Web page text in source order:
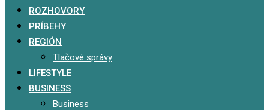
ROZHOVORY
PRÍBEHY
REGIÓN
Tlačové správy
LIFESTYLE
BUSINESS
Business